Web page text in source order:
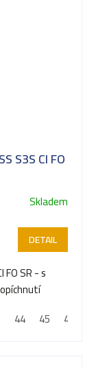
S3S CI FO
Skladem
DETAIL
FO SR - s
44 45 46